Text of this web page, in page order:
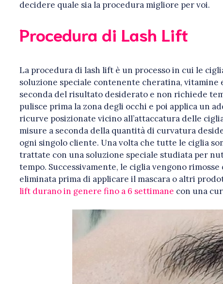
decidere quale sia la procedura migliore per voi.
Procedura di Lash Lift
La procedura di lash lift è un processo in cui le
soluzione speciale contenente cheratina, vitamine
seconda del risultato desiderato e non richiede
pulisce prima la zona degli occhi e poi applica un
ricurve posizionate vicino all’attaccatura delle
misure a seconda della quantità di curvatura
ogni singolo cliente. Una volta che tutte le ciglia
trattate con una soluzione speciale studiata per
tempo. Successivamente, le ciglia vengono
eliminata prima di applicare il mascara o altri
lift durano in genere fino a 6 settimane con una